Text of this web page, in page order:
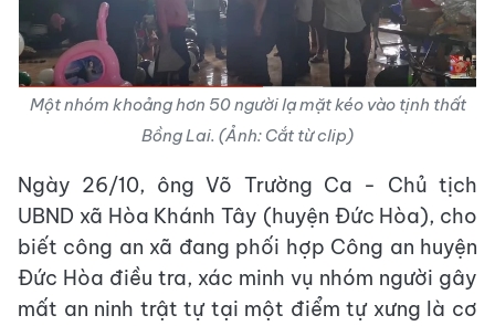
Một nhóm khoảng hơn 50 người lạ mặt kéo vào tịnh thất
Bồng Lai. (Ảnh: Cắt từ clip)
Ngày 26/10, ông Võ Trường Ca - Chủ tịch
UBND xã Hòa Khánh Tây (huyện Đức Hòa), cho
biết công an xã đang phối hợp Công an huyện
Đức Hòa điều tra, xác minh vụ nhóm người gây
mất an ninh trật tự tại một điểm tự xưng là cơ